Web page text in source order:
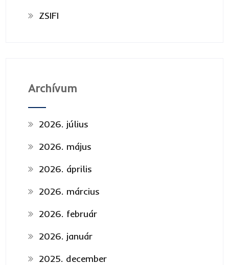
ZSIFI
Archívum
2026. július
2026. május
2026. április
2026. március
2026. február
2026. január
2025. december